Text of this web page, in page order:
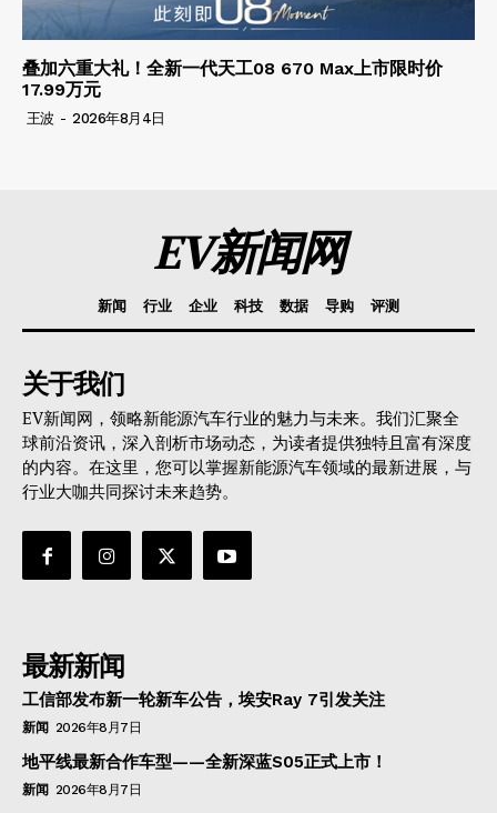
叠加六重大礼！全新一代天工08 670 Max上市限时价
17.99万元
王波 - 2026年8月4日
EV新闻网
新闻 行业 企业 科技 数据 导购 评测
关于我们
EV新闻网，领略新能源汽车行业的魅力与未来。我们汇聚全
球前沿资讯，深入剖析市场动态，为读者提供独特且富有深度
的内容。在这里，您可以掌握新能源汽车领域的最新进展，与
行业大咖共同探讨未来趋势。
最新新闻
工信部发布新一轮新车公告，埃安Ray 7引发关注
新闻 2026年8月7日
地平线最新合作车型——全新深蓝S05正式上市！
新闻 2026年8月7日